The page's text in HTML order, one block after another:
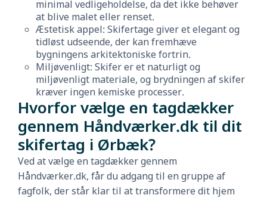
minimal vedligeholdelse, da det ikke behøver
at blive malet eller renset.
Æstetisk appel: Skifertage giver et elegant og
tidløst udseende, der kan fremhæve
bygningens arkitektoniske fortrin.
Miljøvenligt: Skifer er et naturligt og
miljøvenligt materiale, og brydningen af skifer
kræver ingen kemiske processer.
Hvorfor vælge en tagdækker
gennem Håndværker.dk til dit
skifertag i Ørbæk?
Ved at vælge en tagdækker gennem
Håndværker.dk, får du adgang til en gruppe af
fagfolk, der står klar til at transformere dit hjem